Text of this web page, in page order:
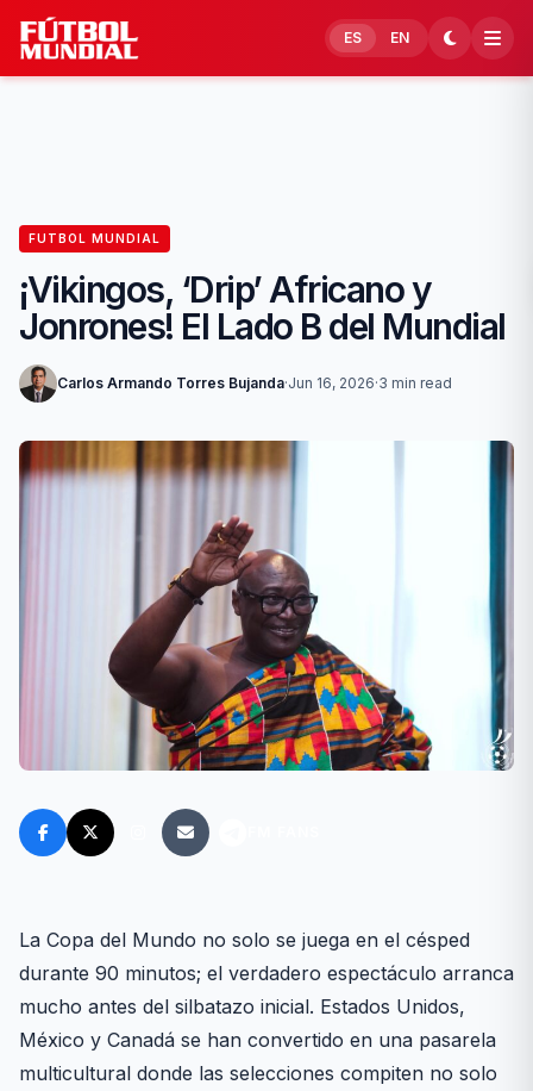
Skip to content
ES EN
FUTBOL MUNDIAL
¡Vikingos, ‘Drip’ Africano y
Jonrones! El Lado B del Mundial
Carlos Armando Torres Bujanda·Jun 16, 2026·3 min read
La Copa del Mundo no solo se juega en el césped
durante 90 minutos; el verdadero espectáculo arranca
mucho antes del silbatazo inicial. Estados Unidos,
México y Canadá se han convertido en una pasarela
multicultural donde las selecciones compiten no solo